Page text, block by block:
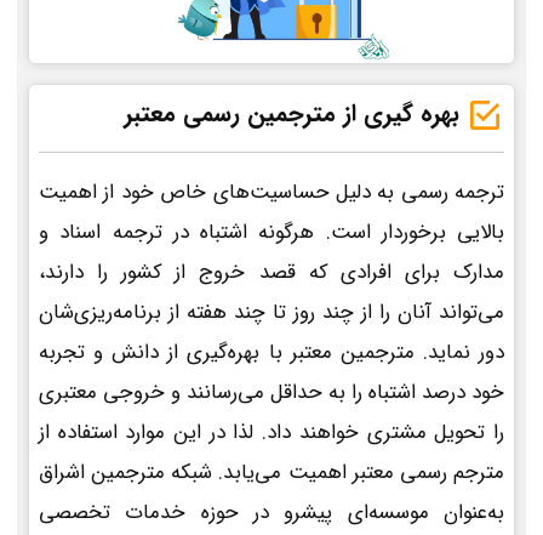
بهره گیری از مترجمین رسمی معتبر
ترجمه رسمی به دلیل حساسیت‌های خاص خود از اهمیت
بالایی برخوردار است. هرگونه اشتباه در ترجمه اسناد و
مدارک برای افرادی که قصد خروج از کشور را دارند،
می‌تواند آنان را از چند روز تا چند هفته از برنامه‌ریزی‌شان
دور نماید. مترجمین معتبر با بهره‌گیری از دانش و تجربه
خود درصد اشتباه را به حداقل می‌رسانند و خروجی معتبری
را تحویل مشتری خواهند داد. لذا در این موارد استفاده از
مترجم رسمی معتبر اهمیت می‌یابد. شبکه مترجمین اشراق
به‌عنوان موسسه‌ای پیشرو در حوزه خدمات تخصصی